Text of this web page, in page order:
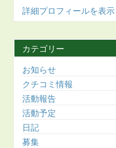
詳細プロフィールを表示
カテゴリー
お知らせ
クチコミ情報
活動報告
活動予定
日記
募集